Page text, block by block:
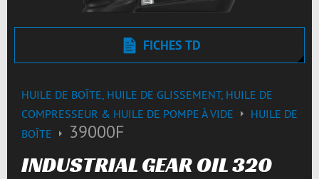
FICHES TD
HUILE DE BOÎTE, HUILE DE GLISSEMENT, HUILE DE
COMPRESSEUR & HUILE DE POMPE À VIDE
HUILE DE
BOÎTE
39000F
INDUSTRIAL GEAR OIL 320